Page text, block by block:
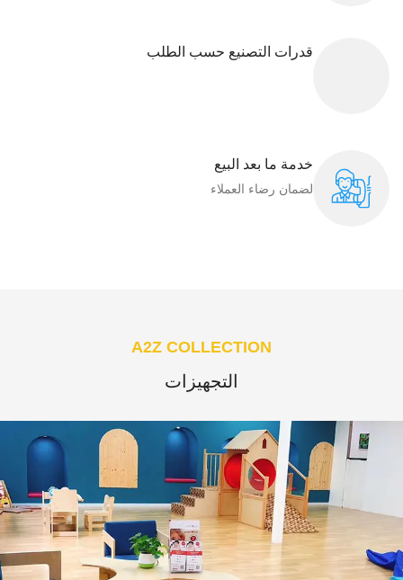
قدرات التصنيع حسب الطلب
خدمة ما بعد البيع
لضمان رضاء العملاء​
A2Z COLLECTION
التجهيزات